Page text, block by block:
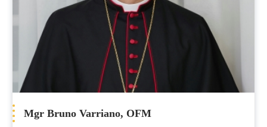
Mgr Bruno Varriano, OFM